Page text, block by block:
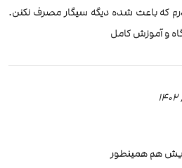
که باعث شده دیگه سیگار مصرف نکنن.
و آموزش کامل
هم همینطور